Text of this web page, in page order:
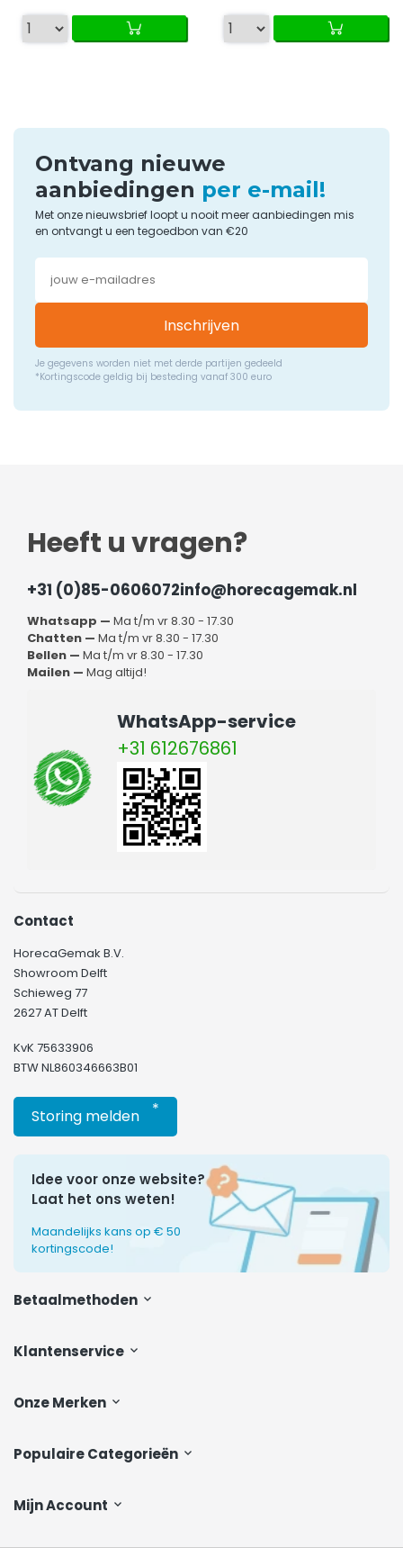
Ontvang nieuwe
aanbiedingen per e-mail!
Met onze nieuwsbrief loopt u nooit meer aanbiedingen mis
en ontvangt u een tegoedbon van €20
Inschrijven
Je gegevens worden niet met derde partijen gedeeld
*Kortingscode geldig bij besteding vanaf 300 euro
Heeft u vragen?
+31 (0)85-0606072info@horecagemak.nl
Whatsapp — Ma t/m vr 8.30 - 17.30
Chatten — Ma t/m vr 8.30 - 17.30
Bellen — Ma t/m vr 8.30 - 17.30
Mailen — Mag altijd!
WhatsApp-service
+31 612676861
Klantenservice
Onze Merken
Populaire Categorieën
Mijn Account
Contact
HorecaGemak B.V.
Showroom Delft
Schieweg 77
2627 AT Delft
KvK 75633906
BTW NL860346663B01
Storing melden *
Idee voor onze website?
Laat het ons weten!
Maandelijks kans op € 50
kortingscode!
Betaalmethoden